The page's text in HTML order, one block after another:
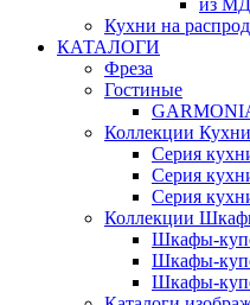
из
Кухни на
КАТАЛОГИ
Фреза
Гостиные
Коллекции Кухни
Серия
Серия
Серия
Коллекции
Шкафы-
Шкафы-
Шкафы-